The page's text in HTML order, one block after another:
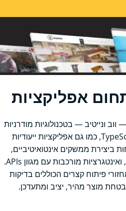
אפליקציות
ונייטיב — בטכנולוגיות מודרניות
כמו React, Next.js ו-TypeScript, כמו גם אפליקציות ייעודיות
ביצירת ממשקים אינטואיטיביים,
אימות ואבטחה ברמה גבוהה, ואינטגרציות מורכבות עם מגוון APIs.
פיתוח קצרים הכוללים בדיקות
מוצר מהיר, יציב ומתעדכן.